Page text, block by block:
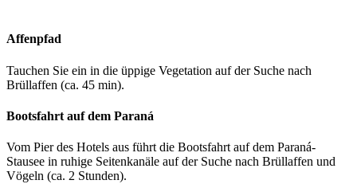
Affenpfad
Tauchen Sie ein in die üppige Vegetation auf der Suche nach
Brüllaffen (ca. 45 min).
Bootsfahrt auf dem Paraná
Vom Pier des Hotels aus führt die Bootsfahrt auf dem Paraná-
Stausee in ruhige Seitenkanäle auf der Suche nach Brüllaffen und
Vögeln (ca. 2 Stunden).